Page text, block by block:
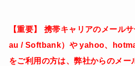
【重要】
携帯キャリアのメール
au / Softbank）や yahoo、
をご利用の方は、弊社からのメー